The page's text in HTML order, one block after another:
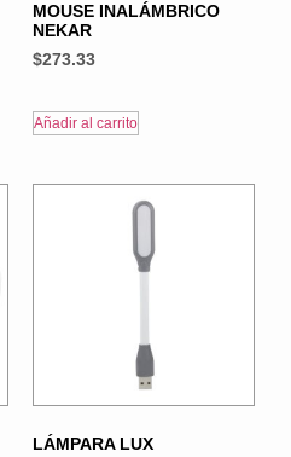
MOUSE INALÁMBRICO
NEKAR
$273.33
Añadir al carrito
LÁMPARA LUX